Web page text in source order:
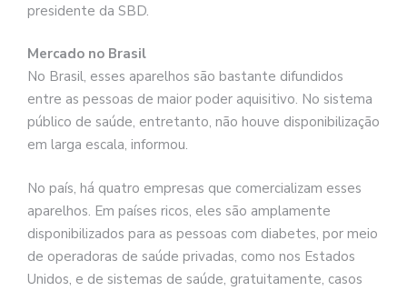
presidente da SBD.
Mercado no Brasil
No Brasil, esses aparelhos são bastante difundidos
entre as pessoas de maior poder aquisitivo. No sistema
público de saúde, entretanto, não houve disponibilização
em larga escala, informou.
No país, há quatro empresas que comercializam esses
aparelhos. Em países ricos, eles são amplamente
disponibilizados para as pessoas com diabetes, por meio
de operadoras de saúde privadas, como nos Estados
Unidos, e de sistemas de saúde, gratuitamente, casos